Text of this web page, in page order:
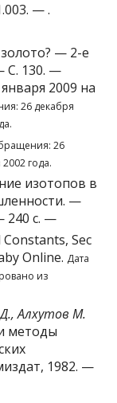
. — .
— 2-е
С. 130. —
2009 на
26 декабря
26
года.
изотопов в
—
240 с. —
Sec
Online. Дата
из
Алхутов М.
методы
1982. —